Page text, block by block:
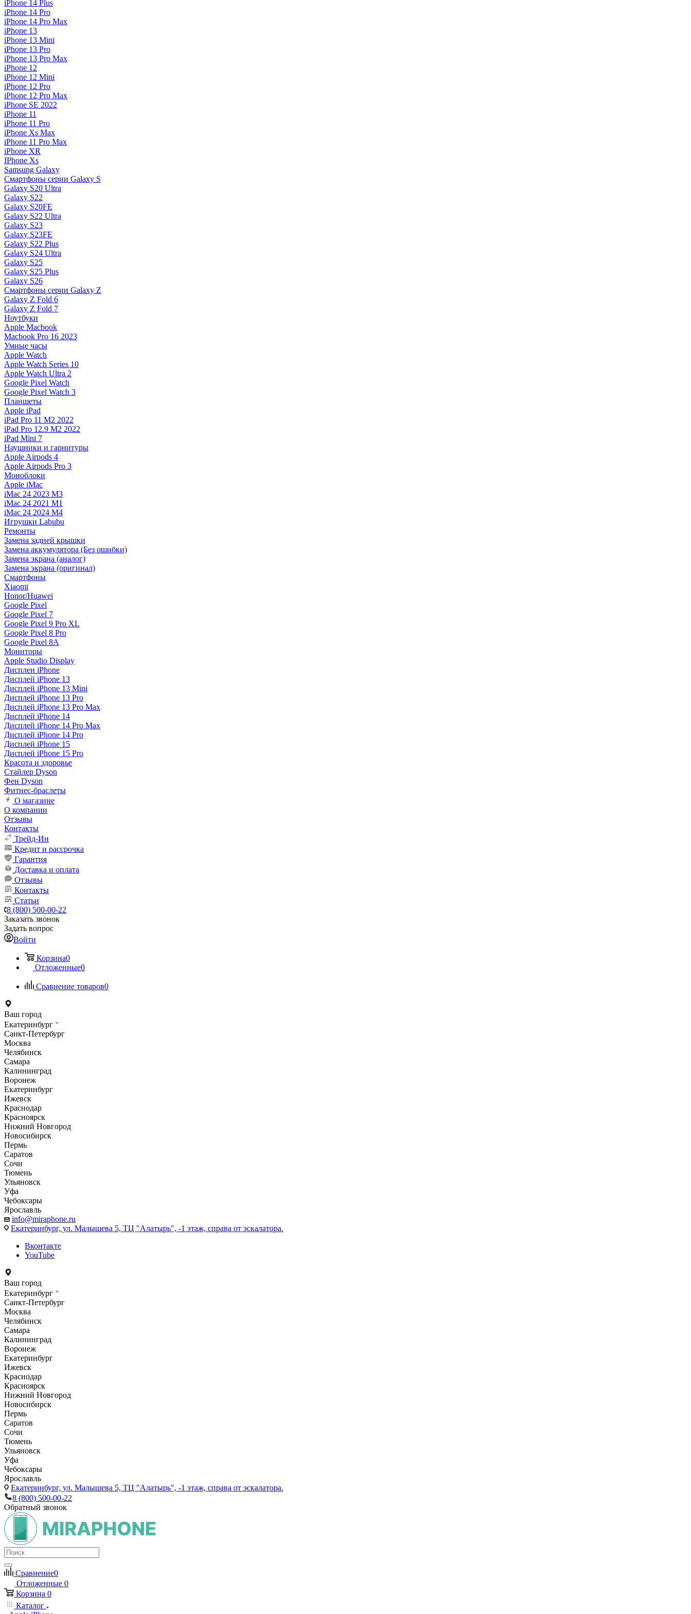
iPhone 14 Plus
iPhone 14 Pro
iPhone 14 Pro Max
iPhone 13
iPhone 13 Mini
iPhone 13 Pro
iPhone 13 Pro Max
iPhone 12
iPhone 12 Mini
iPhone 12 Pro
iPhone 12 Pro Max
iPhone SE 2022
iPhone 11
iPhone 11 Pro
iPhone Xs Max
iPhone 11 Pro Max
iPhone XR
IPhone Xs
Samsung Galaxy
Смартфоны серии Galaxy S
Galaxy S20 Ultra
Galaxy S22
Galaxy S20FE
Galaxy S22 Ultra
Galaxy S23
Galaxy S23FE
Galaxy S22 Plus
Galaxy S24 Ultra
Galaxy S25
Galaxy S25 Plus
Galaxy S26
Смартфоны серии Galaxy Z
Galaxy Z Fold 6
Galaxy Z Fold 7
Ноутбуки
Apple Macbook
Macbook Pro 16 2023
Умные часы
Apple Watch
Apple Watch Series 10
Apple Watch Ultra 2
Google Pixel Watch
Google Pixel Watch 3
Планшеты
Apple iPad
iPad Pro 11 M2 2022
iPad Pro 12.9 M2 2022
iPad Mini 7
Наушники и гарнитуры
Apple Airpods 4
Apple Airpods Pro 3
Моноблоки
Apple iMac
iMac 24 2023 M3
iMac 24 2021 M1
iMac 24 2024 M4
Игрушки Labubu
Ремонты
Замена задней крышки
Замена аккумулятора (Без ошибки)
Замена экрана (аналог)
Замена экрана (оригинал)
Смартфоны
Xiaomi
Honor/Huawei
Google Pixel
Google Pixel 7
Google Pixel 9 Pro XL
Google Pixel 8 Pro
Google Pixel 8A
Мониторы
Apple Studio Display
Дисплеи iPhone
Дисплей iPhone 13
Дисплей iPhone 13 Mini
Дисплей iPhone 13 Pro
Дисплей iPhone 13 Pro Max
Дисплей iPhone 14
Дисплей iPhone 14 Pro Max
Дисплей iPhone 14 Pro
Дисплей iPhone 15
Дисплей iPhone 15 Pro
Красота и здоровье
Стайлер Dyson
Фен Dyson
Фитнес-браслеты
О магазине
О компании
Отзывы
Контакты
Трейд-Ин
Кредит и рассрочка
Гарантия
Доставка и оплата
Отзывы
Контакты
Статьи
8 (800) 500-00-22
Заказать звонок
Задать вопрос
Войти
Корзина0
Отложенные0
Сравнение товаров0
Ваш город
Екатеринбург
Санкт-Петербург
Москва
Челябинск
Самара
Калининград
Воронеж
Екатеринбург
Ижевск
Краснодар
Красноярск
Нижний Новгород
Новосибирск
Пермь
Саратов
Сочи
Тюмень
Ульяновск
Уфа
Чебоксары
Ярославль
info@miraphone.ru
Екатеринбург, ул. Малышева 5, ТЦ "Алатырь", -1 этаж, справа от эскалатора.
Вконтакте
YouTube
Ваш город
Екатеринбург
Санкт-Петербург
Москва
Челябинск
Самара
Калининград
Воронеж
Екатеринбург
Ижевск
Краснодар
Красноярск
Нижний Новгород
Новосибирск
Пермь
Саратов
Сочи
Тюмень
Ульяновск
Уфа
Чебоксары
Ярославль
Екатеринбург, ул. Малышева 5, ТЦ "Алатырь", -1 этаж, справа от эскалатора.
8 (800) 500-00-22
Обратный звонок
Сравнение0
Отложенные 0
Корзина 0
Каталог